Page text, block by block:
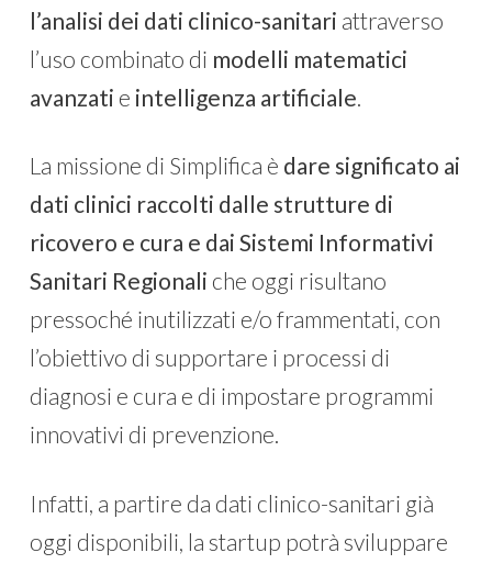
l’analisi dei dati clinico-sanitari attraverso
l’uso combinato di modelli matematici
avanzati e intelligenza artificiale
La missione di Simplifica è dare significato ai
dati clinici raccolti dalle strutture di
ricovero e cura e dai Sistemi Informativi
Sanitari Regionali che oggi risultano
pressoché inutilizzati e/o frammentati, con
l’obiettivo di supportare i processi di
diagnosi e cura e di impostare programmi
innovativi di prevenzione.
Infatti, a partire da dati clinico-sanitari già
oggi disponibili, la startup potrà sviluppare